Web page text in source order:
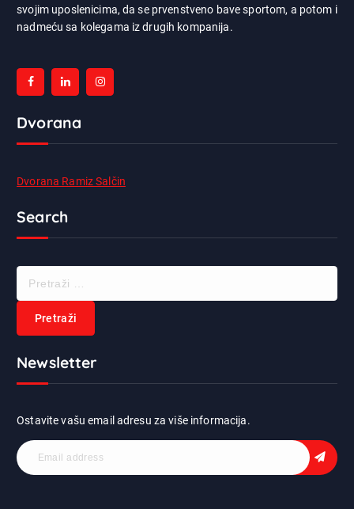
svojim uposlenicima, da se prvenstveno bave sportom, a potom i
nadmeću sa kolegama iz drugih kompanija.
Dvorana
Dvorana Ramiz Salčin
Search
a
Newsletter
Ostavite vašu email adresu za više informacija.